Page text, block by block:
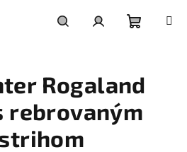
košík
Rogaland
rebrovaným